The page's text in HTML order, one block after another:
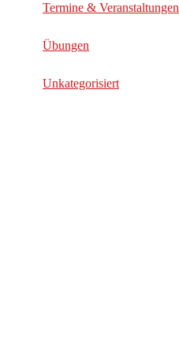
Termine & Veranstaltungen
Übungen
Unkategorisiert